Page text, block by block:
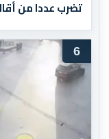
تضرب عددا من
6